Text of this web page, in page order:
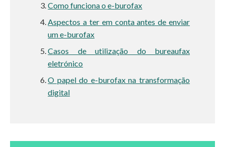
Como funciona o e-burofax
Aspectos a ter em conta antes de enviar
um e-burofax
Casos de utilização do bureaufax
eletrónico
O papel do e-burofax na transformação
digital